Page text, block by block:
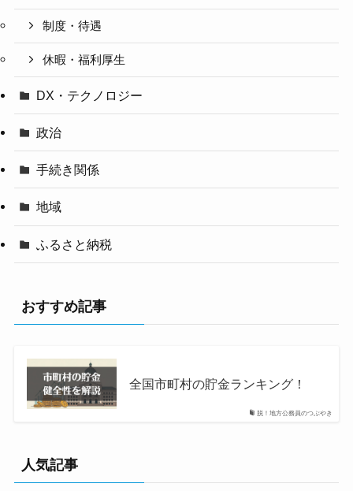
制度・待遇
休暇・福利厚生
DX・テクノロジー
政治
手続き関係
地域
ふるさと納税
おすすめ記事
脱！地方公務員のつぶやき
全国市町村の貯金ランキング！
人気記事